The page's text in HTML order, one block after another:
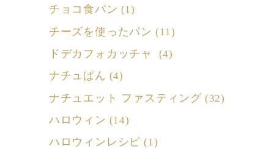
チョコ食パン (1)
チーズを使ったパン (11)
ドデカフォカッチャ (4)
ナチュぱん (4)
ナチュエット ファスティング (32)
ハロウィン (14)
ハロウィンレシピ (1)